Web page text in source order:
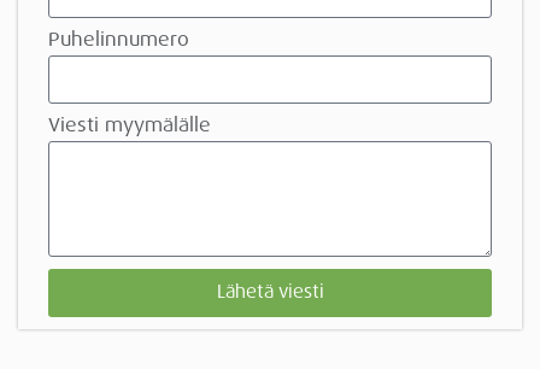
Puhelinnumero
Viesti myymälälle
Lähetä viesti